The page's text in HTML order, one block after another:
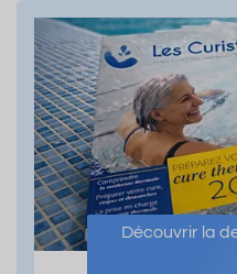
Découvrir la